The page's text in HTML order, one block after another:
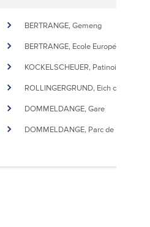
BERTRANGE, Gemeng
BERTRANGE, Ecole Européenne II
KOCKELSCHEUER, Patinoire
ROLLINGERGRUND, Eich centre
DOMMELDANGE, Gare
DOMMELDANGE, Parc de l'Europe